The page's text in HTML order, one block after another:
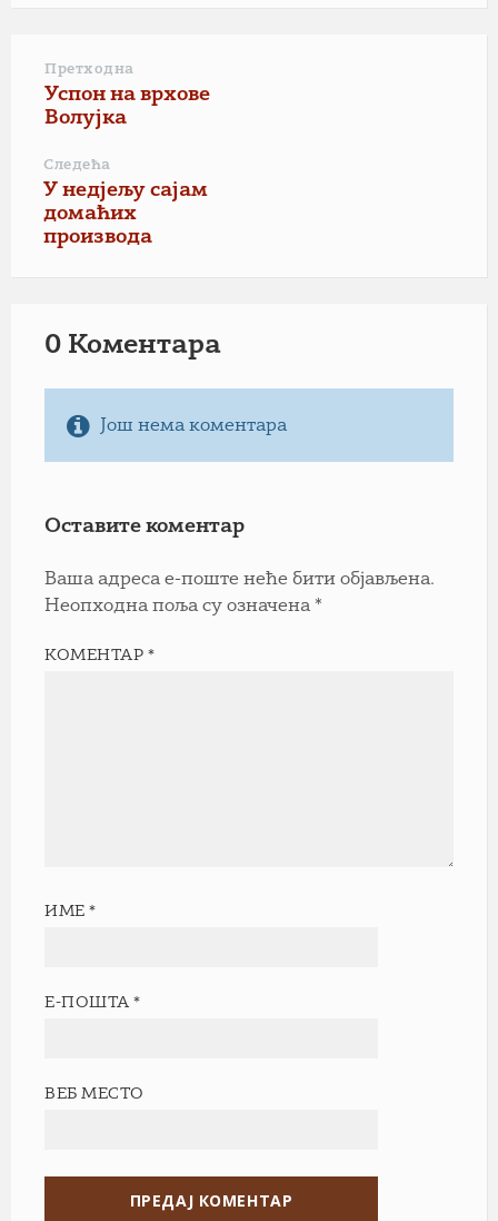
Претходна
Успон на врхове
Волујка
Следећа
У недјељу сајам
домаћих
производа
0 Коментарa
Још нема коментара
Оставите коментар
Ваша адреса е-поште неће бити објављена.
Неопходна поља су означена *
КОМЕНТАР*
ИМЕ*
Е-ПОШТА*
ВЕБ МЕСТО